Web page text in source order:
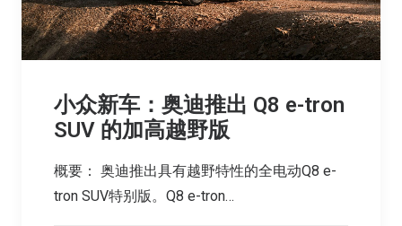
小众新车：奥迪推出 Q8 e-tron
SUV 的加高越野版
概要： 奥迪推出具有越野特性的全电动Q8 e-
tron SUV特别版。Q8 e-tron…